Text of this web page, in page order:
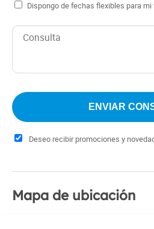
Dispongo de fechas flexibles para mi
Deseo recibir promociones y
Mapa de ubicación